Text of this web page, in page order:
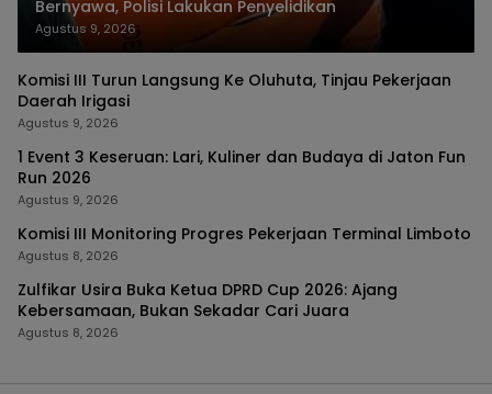
Bernyawa, Polisi Lakukan Penyelidikan
Agustus 9, 2026
Komisi III Turun Langsung Ke Oluhuta, Tinjau Pekerjaan
Daerah Irigasi
Agustus 9, 2026
1 Event 3 Keseruan: Lari, Kuliner dan Budaya di Jaton Fun
Run 2026
Agustus 9, 2026
Komisi III Monitoring Progres Pekerjaan Terminal Limboto
Agustus 8, 2026
Zulfikar Usira Buka Ketua DPRD Cup 2026: Ajang
Kebersamaan, Bukan Sekadar Cari Juara
Agustus 8, 2026